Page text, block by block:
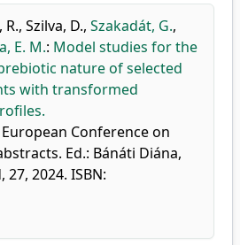
R., Szilva, D., Szakadát, G.,
E. M.: Model studies for the
nature of selected
with transformed
Conference on
Ed.: Bánáti Diána,
27, 2024. ISBN: